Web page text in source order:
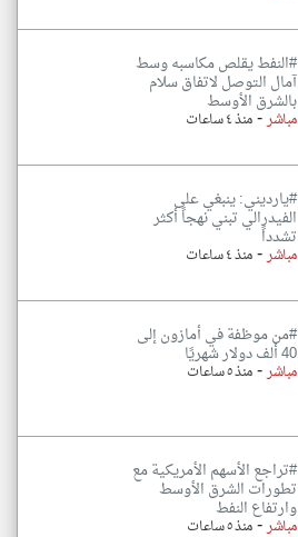
#النفط يقلص مكاسبه وسط
آمال التوصل لاتفاق سلام
بالشرق الأوسط
مباشر-منذ ٤ ساعات
#يارديني: ينبغي على
الفيدرالي تبني نهجاً أكثر
تشدداً
مباشر-منذ ٤ ساعات
#من موظفة في أمازون إلى
40 ألف دولار شهريًا
مباشر-منذ ٥ ساعات
#تراجع الأسهم الأمريكية مع
تطورات الشرق الأوسط
وارتفاع النفط
مباشر-منذ ٥ ساعات